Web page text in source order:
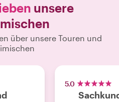
unsere
über unsere Touren und
5.0